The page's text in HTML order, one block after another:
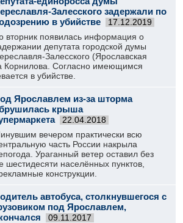
Залесского задержали по
в убийстве
17.12.2019
вторник появилась информация о
депутата городской думы
Залесского (Ярославская
Корнилова. Согласно имеющимся
в убийстве.
Ярославлем из-за шторма
крыша
22.04.2018
вечером практически всю
часть России накрыла
Ураганный ветер оставил без
шестидесяти населённых пунктов,
конструкции.
автобуса, столкнувшегося с
под Ярославлем,
09.11.2017